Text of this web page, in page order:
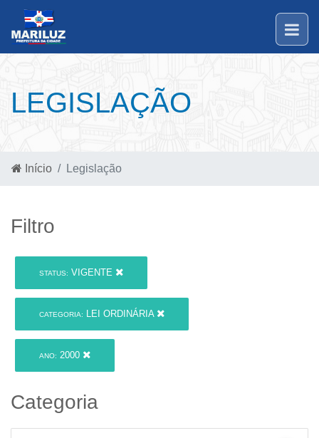
LEGISLAÇÃO
Início Legislação
Filtro
STATUS: VIGENTE
CATEGORIA: LEI ORDINÁRIA
ANO: 2000
Categoria